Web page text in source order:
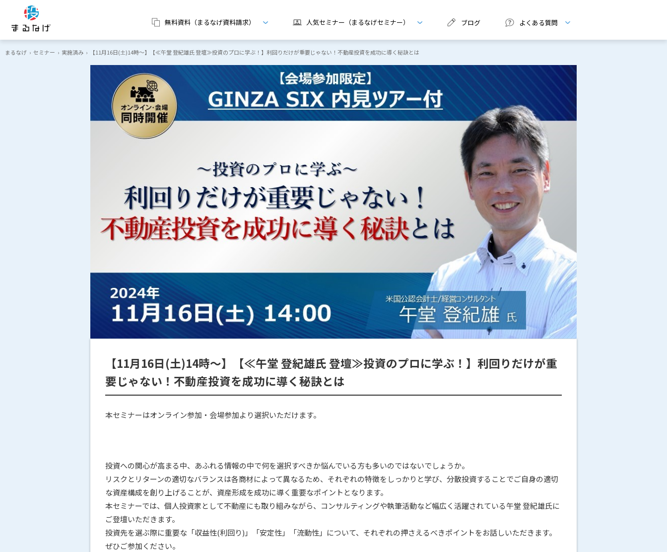
無料資料（まるなげ資料請求） 人気セミナー（まるなげセミナー） ブログ よくある質問
まるなげ › セミナー › 実施済み › 【11月16日(土)14時～】【≪午堂 登紀雄氏 登壇≫投資のプロに学ぶ！】利回りだけが重要じゃない！不動産投資を成功に導く秘訣とは
【11月16日(土)14時～】【≪午堂 登紀雄氏 登壇≫投資のプロに学ぶ！】利回りだけが重
要じゃない！不動産投資を成功に導く秘訣とは
本セミナーはオンライン参加・会場参加より選択いただけます。
投資への関心が高まる中、あふれる情報の中で何を選択すべきか悩んでいる方も多いのではないでしょうか。
リスクとリターンの適切なバランスは各商材によって異なるため、それぞれの特徴をしっかりと学び、分散投資することでご自身の適切
な資産構成を創り上げることが、資産形成を成功に導く重要なポイントとなります。
本セミナーでは、個人投資家として不動産にも取り組みながら、コンサルティングや執筆活動など幅広く活躍されている午堂 登紀雄氏に
ご登壇いただきます。
投資先を選ぶ際に重要な「収益性(利回り)」「安定性」「流動性」について、それぞれの押さえるべきポイントをお話しいただきます。
ぜひご参加ください。